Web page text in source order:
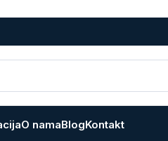
O namaBlogKontakt